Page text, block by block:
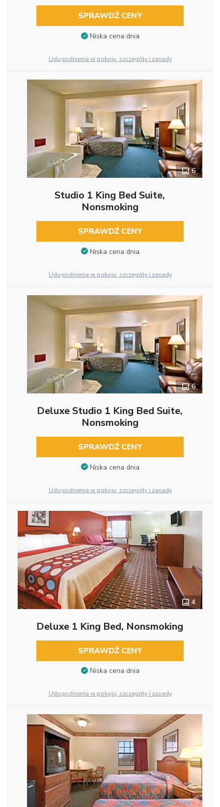
SPRAWDŹ CENY
Niska cena dnia
Udogodnienia w pokoju, szczegóły i zasady
6
Studio 1 King Bed Suite,
Nonsmoking
SPRAWDŹ CENY
Niska cena dnia
Udogodnienia w pokoju, szczegóły i zasady
6
Deluxe Studio 1 King Bed Suite,
Nonsmoking
SPRAWDŹ CENY
Niska cena dnia
Udogodnienia w pokoju, szczegóły i zasady
4
Deluxe 1 King Bed, Nonsmoking
SPRAWDŹ CENY
Niska cena dnia
Udogodnienia w pokoju, szczegóły i zasady